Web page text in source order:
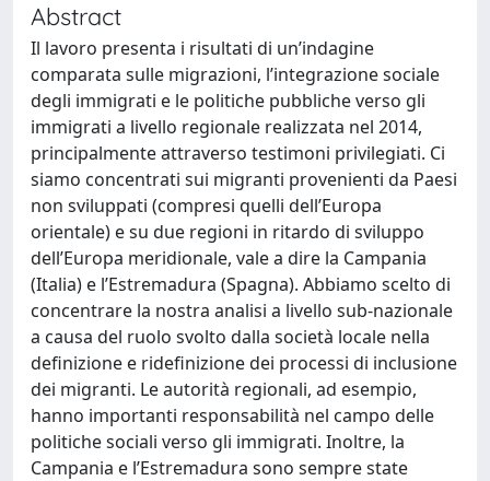
Abstract
Il lavoro presenta i risultati di un’indagine
comparata sulle migrazioni, l’integrazione sociale
degli immigrati e le politiche pubbliche verso gli
immigrati a livello regionale realizzata nel 2014,
principalmente attraverso testimoni privilegiati. Ci
siamo concentrati sui migranti provenienti da Paesi
non sviluppati (compresi quelli dell’Europa
orientale) e su due regioni in ritardo di sviluppo
dell’Europa meridionale, vale a dire la Campania
(Italia) e l’Estremadura (Spagna). Abbiamo scelto di
concentrare la nostra analisi a livello sub-nazionale
a causa del ruolo svolto dalla società locale nella
definizione e ridefinizione dei processi di inclusione
dei migranti. Le autorità regionali, ad esempio,
hanno importanti responsabilità nel campo delle
politiche sociali verso gli immigrati. Inoltre, la
Campania e l’Estremadura sono sempre state